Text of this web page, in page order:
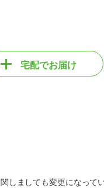
宅配でお届け
しましても変更になって